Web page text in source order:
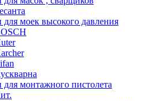
для моек высокого давления
для монтажного пистолета